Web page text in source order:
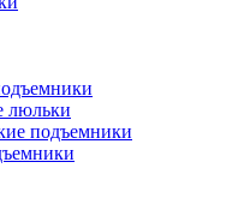
люльки
подъемники